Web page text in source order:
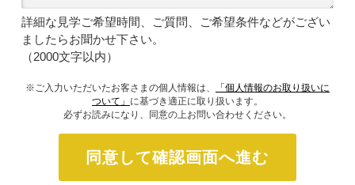
詳細な見学ご希望時間、ご質問、ご希望条件などがござい
ましたらお聞かせ下さい。
（2000文字以内）
※ご入力いただいたお客さまの個人情報は、
「個人情報のお取り扱いに
ついて」 に基づき適正に取り扱います。
必ずお読みになり、同意の上お問い合わせください。
同意して確認画面へ進む